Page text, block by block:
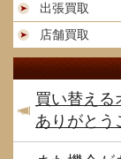
出張買取
店舗買取
買い替える
ありがとう